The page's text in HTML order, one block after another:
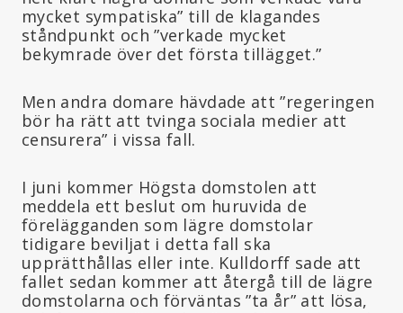
mycket sympatiska” till de klagandes
ståndpunkt och ”verkade mycket
bekymrade över det första tillägget.”
Men andra domare hävdade att ”regeringen
bör ha rätt att tvinga sociala medier att
censurera” i vissa fall.
I juni kommer Högsta domstolen att
meddela ett beslut om huruvida de
förelägganden som lägre domstolar
tidigare beviljat i detta fall ska
upprätthållas eller inte. Kulldorff sade att
fallet sedan kommer att återgå till de lägre
domstolarna och förväntas ”ta år” att lösa,